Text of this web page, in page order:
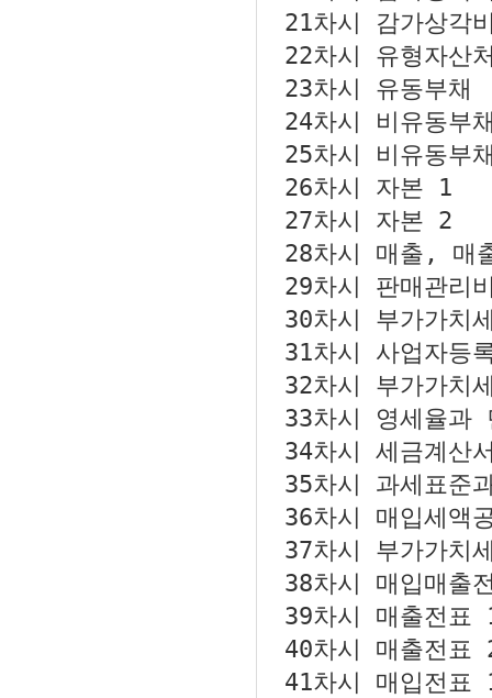
21차시
감가상각
22차시
유형자산
23차시
유동부채
24차시
비유동부
25차시
비유동부
26차시
자본 1
27차시
자본 2
28차시
매출, 매
29차시
판매관리
30차시
부가가치
31차시
사업자등
32차시
부가가치
33차시
영세율과
34차시
세금계산
35차시
과세표준
36차시
매입세액
37차시
부가가치
38차시
매입매출
39차시
매출전표
40차시
매출전표
41차시
매입전표